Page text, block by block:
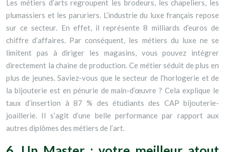
Les métiers d’arts regroupent les brodeurs, les chapeliers, les
plumassiers et les paruriers. L’industrie du luxe français repose
sur ce secteur. En effet, il représente 8 milliards d’euros de
chiffre d’affaires. Par conséquent, les métiers du luxe ne se
limitent pas à diriger les magasins, vous pouvez intégrer
directement la chaine de production. Ce métier séduit de plus en
plus de jeunes.Saviez-vous que le secteur de l’horlogerie et de
la bijouterie est en pénurie de main-d’œuvre ? Cela explique le
taux d’insertion à 87 % des étudiants des CAP bijouterie-
joaillerie. Il s’agit d’une belle performance par rapport aux
autres diplômes des métiers de l’art.